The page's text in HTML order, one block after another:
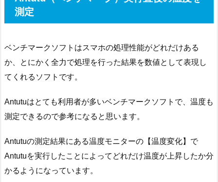
測定
ベンチマークソフトはスマホの処理性能がどれだけある
か、とにかく全力で処理を行った結果を数値として表現し
てくれるソフトです。
Antutuはとても利用者が多いベンチマークソフトで、温度も
測定できるので参考になると思います。
Antutuの測定結果にある温度モニターの【温度変化】で
Antutuを実行したことによってどれだけ温度が上昇したか分
かるようになっています。